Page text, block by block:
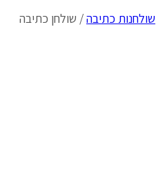
שולחנות כתיבה/ שולחן כתיבה